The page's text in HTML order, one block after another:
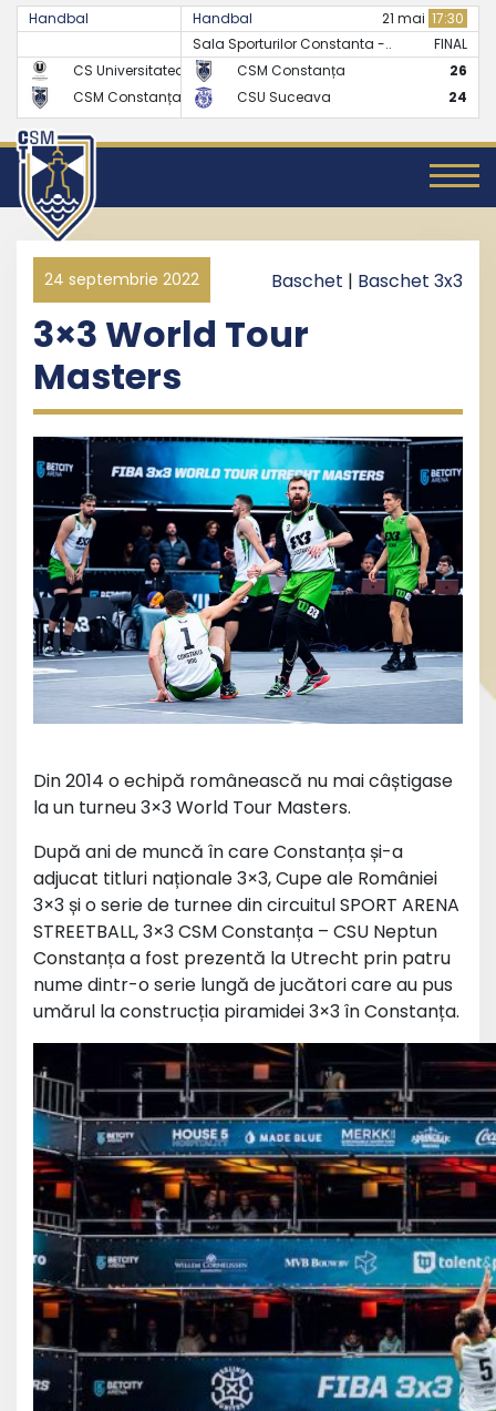
Handbal 07 mai
FINAL
CS Universitatea Cluj
24
CSM Constanța
27
Handbal 21 mai 17:30
Sala Sporturilor Constanta -..
FINAL
CSM Constanța
26
CSU Suceava
24
24 septembrie 2022 Baschet | Baschet 3x3
3×3 World Tour
Masters
Din 2014 o echipă românească nu mai câștigase
la un turneu 3×3 World Tour Masters.
După ani de muncă în care Constanța și-a
adjucat titluri naționale 3×3, Cupe ale României
3×3 și o serie de turnee din circuitul SPORT ARENA
STREETBALL, 3×3 CSM Constanța – CSU Neptun
Constanța a fost prezentă la Utrecht prin patru
nume dintr-o serie lungă de jucători care au pus
umărul la construcția piramidei 3×3 în Constanța.